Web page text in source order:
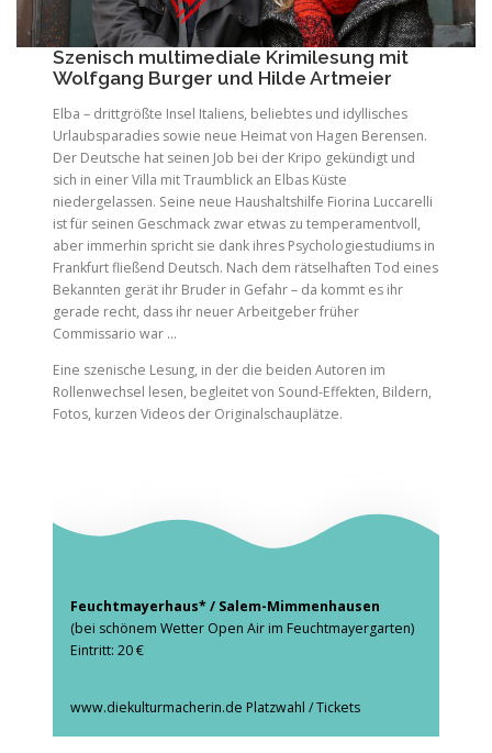
Szenisch multimediale Krimilesung mit
Wolfgang Burger und Hilde Artmeier
Elba – drittgrößte Insel Italiens, beliebtes und idyllisches
Urlaubsparadies sowie neue Heimat von Hagen Berensen.
Der Deutsche hat seinen Job bei der Kripo gekündigt und
sich in einer Villa mit Traumblick an Elbas Küste
niedergelassen. Seine neue Haushaltshilfe Fiorina Luccarelli
ist für seinen Geschmack zwar etwas zu temperamentvoll,
aber immerhin spricht sie dank ihres Psychologiestudiums in
Frankfurt fließend Deutsch. Nach dem rätselhaften Tod eines
Bekannten gerät ihr Bruder in Gefahr – da kommt es ihr
gerade recht, dass ihr neuer Arbeitgeber früher
Commissario war …
Eine szenische Lesung, in der die beiden Autoren im
Rollenwechsel lesen, begleitet von Sound-Effekten, Bildern,
Fotos, kurzen Videos der Originalschauplätze.
Feuchtmayerhaus* / Salem-Mimmenhausen
(bei schönem Wetter Open Air im Feuchtmayergarten)
Eintritt: 20 €
www.diekulturmacherin.de Platzwahl / Tickets